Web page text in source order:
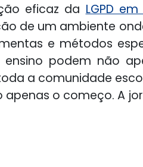
eficaz da LGPD
de um ambiente
e métodos
ensino podem não
a comunidade
apenas o começo. A